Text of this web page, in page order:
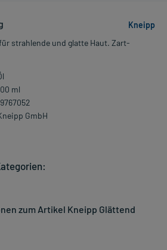
Kneipp
strahlende und glatte Haut. Zart-
ml
GmbH
zum Artikel Kneipp Glättend